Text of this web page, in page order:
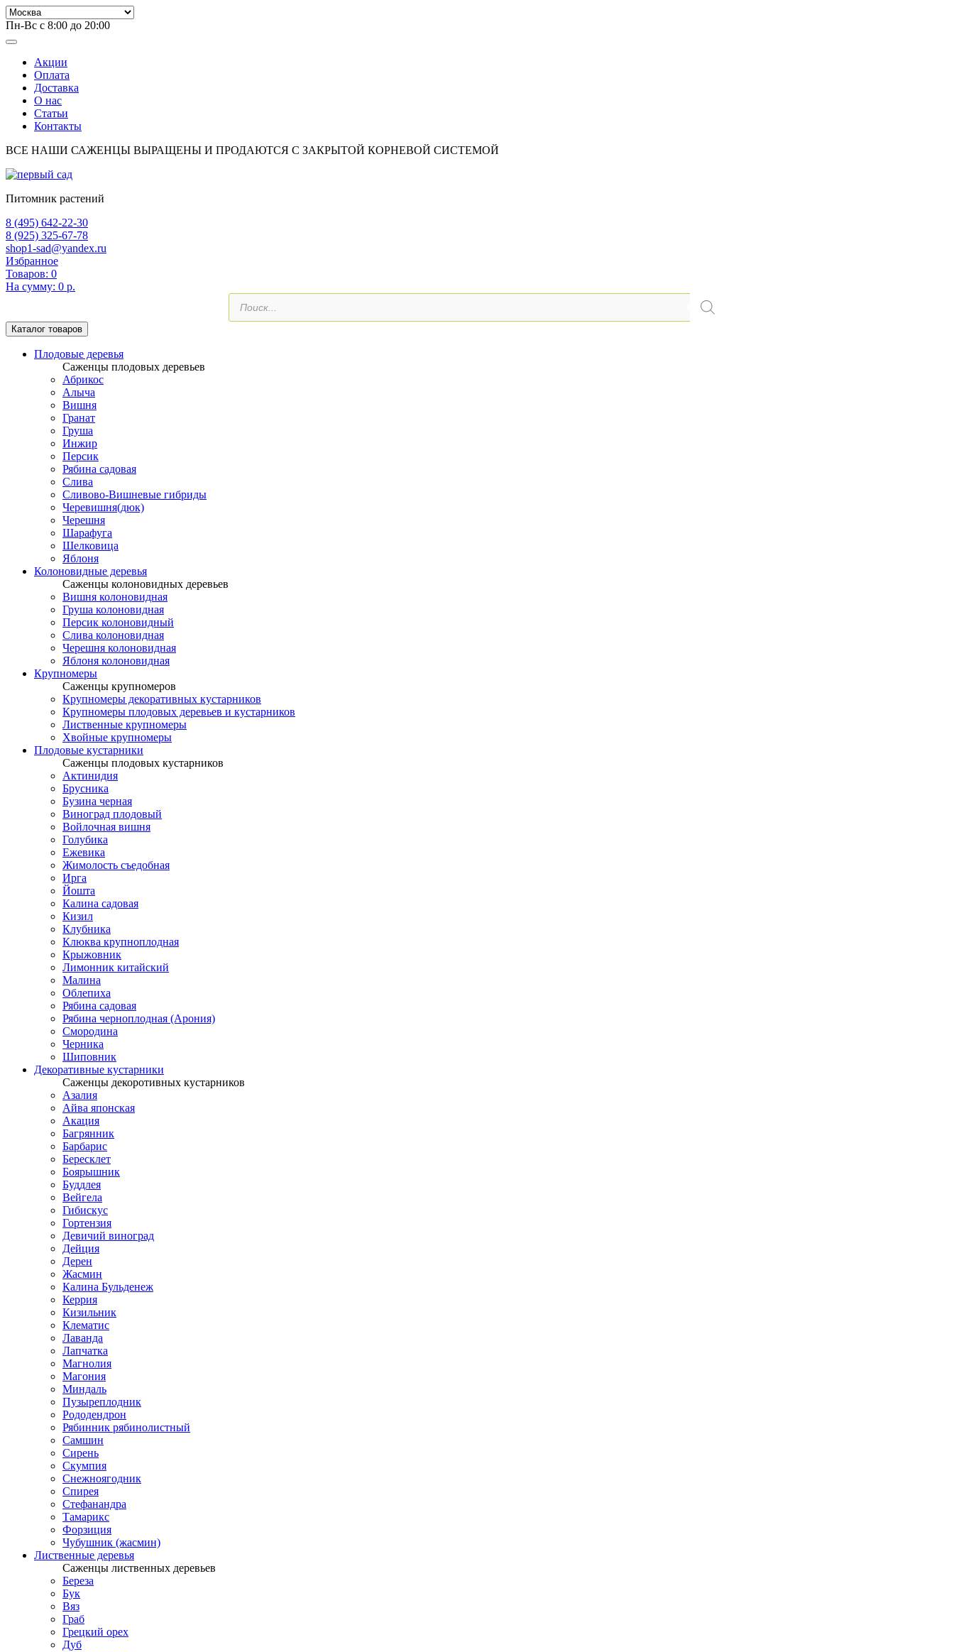
Пн-Вс с 8:00 до 20:00
Акции
Оплата
Доставка
О нас
Статьи
Контакты
ВСЕ НАШИ САЖЕНЦЫ ВЫРАЩЕНЫ И ПРОДАЮТСЯ С ЗАКРЫТОЙ КОРНЕВОЙ СИСТЕМОЙ
Питомник растений
8 (495) 642-22-30
8 (925) 325-67-78
shop1-sad@yandex.ru
Избранное
Товаров: 0
На сумму: 0 р.
Поиск
товаров
Каталог товаров
Плодовые деревья
Саженцы плодовых деревьев
Абрикос
Алыча
Вишня
Гранат
Груша
Инжир
Персик
Рябина садовая
Слива
Сливово-Вишневые гибриды
Черевишня(дюк)
Черешня
Шарафуга
Шелковица
Яблоня
Колоновидные деревья
Саженцы колоновидных деревьев
Вишня колоновидная
Груша колоновидная
Персик колоновидный
Слива колоновидная
Черешня колоновидная
Яблоня колоновидная
Крупномеры
Саженцы крупномеров
Крупномеры декоративных кустарников
Крупномеры плодовых деревьев и кустарников
Лиственные крупномеры
Хвойные крупномеры
Плодовые кустарники
Саженцы плодовых кустарников
Актинидия
Брусника
Бузина черная
Виноград плодовый
Войлочная вишня
Голубика
Ежевика
Жимолость съедобная
Ирга
Йошта
Калина садовая
Кизил
Клубника
Клюква крупноплодная
Крыжовник
Лимонник китайский
Малина
Облепиха
Рябина садовая
Рябина черноплодная (Арония)
Смородина
Черника
Шиповник
Декоративные кустарники
Саженцы декоротивных кустарников
Азалия
Айва японская
Акация
Багрянник
Барбарис
Бересклет
Боярышник
Буддлея
Вейгела
Гибискус
Гортензия
Девичий виноград
Дейция
Дерен
Жасмин
Калина Бульденеж
Керрия
Кизильник
Клематис
Лаванда
Лапчатка
Магнолия
Магония
Миндаль
Пузыреплодник
Рододендрон
Рябинник рябинолистный
Самшин
Сирень
Скумпия
Снежноягодник
Спирея
Стефанандра
Тамарикс
Форзиция
Чубушник (жасмин)
Лиственные деревья
Саженцы лиственных деревьев
Береза
Бук
Вяз
Граб
Грецкий орех
Дуб